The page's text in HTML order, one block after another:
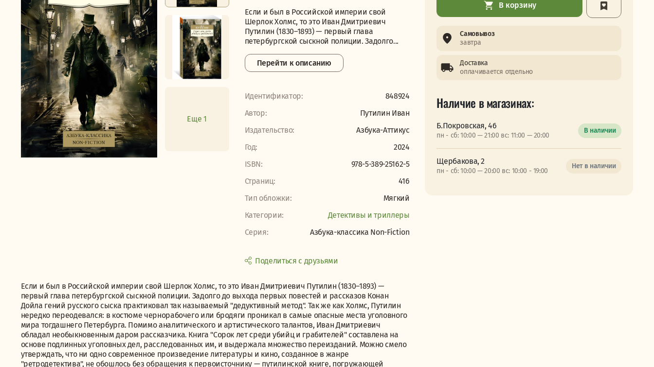
Еще 1
Если и был в Российской империи свой
Шерлок Холмс, то это Иван Дмитриевич
Путилин (1830–1893) — первый глава
петербургской сыскной полиции. Задолго...
Перейти к описанию
Идентификатор:
848924
Автор:
Путилин Иван
Издательство:
Азбука-Аттикус
Год:
2024
ISBN:
978-5-389-25162-5
Страниц:
416
Тип обложки:
Мягкий
Категории:
Детективы и триллеры
Серия:
Азбука-классика Non-Fiction
Поделиться с друзьями
Если и был в Российской империи свой Шерлок Холмс, то это Иван Дмитриевич Путилин (1830–1893) —
первый глава петербургской сыскной полиции. Задолго до выхода первых повестей и рассказов Конан
Дойла гений русского сыска практиковал так называемый "дедуктивный метод". Так же как Холмс, Путилин
нередко переодевался: в костюме чернорабочего или бродяги проникал в самые опасные места уголовного
мира тогдашнего Петербурга. Помимо аналитического и артистического талантов, Иван Дмитриевич
обладал необыкновенным даром рассказчика. Книга "Сорок лет среди убийц и грабителей" составлена на
основе подлинных уголовных дел, расследованных им, и выдержала множество переизданий. Можно смело
утверждать, что ни одно современное произведение литературы и кино, созданное в жанре
"ретродетектива", не обошлось без обращения к первоисточнику — путилинской книге, погружающей
В корзину
Самовывоз
завтра
Доставка
оплачивается отдельно
Наличие в магазинах:
Б.Покровская, 46
пн - сб: 10:00 — 21:00 вс: 11:00 — 20:00
В наличии
Щербакова, 2
пн - сб: 10:00 — 20:00 вс: 10:00 - 19:00
Нет в наличии